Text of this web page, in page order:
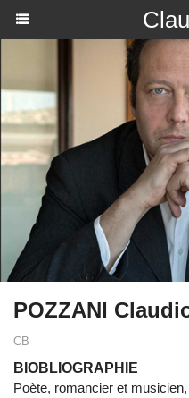
POZZANI
CB
BIOBLIOGRAPHIE
Poète, romancier et